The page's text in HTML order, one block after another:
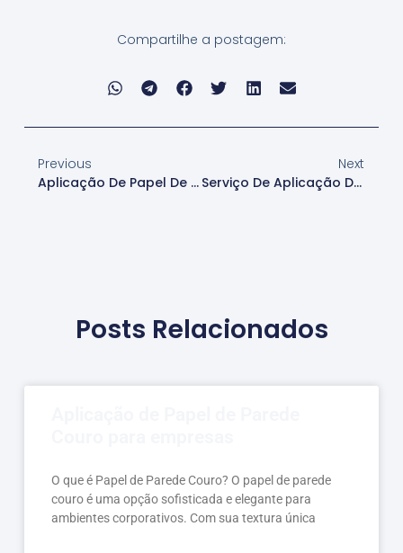
Compartilhe a postagem:
Previous
Aplicação De Papel De Parede Madeira Em Áreas Comerciais Em São Paulo
Next
Serviço De Aplicação De Papel De Parede Madeira Em São Paulo
Posts Relacionados
O que é Papel de Parede Couro? O papel de parede
couro é uma opção sofisticada e elegante para
ambientes corporativos. Com sua textura única